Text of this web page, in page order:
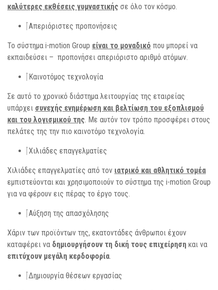
καλύτερες εκθέσεις γυμναστικής σε όλο τον κόσμο.
Απεριόριστες προπονήσεις
Το σύστημα i-motion Group είναι το μοναδικό που μπορεί να
εκπαιδεύσει – προπονήσει απεριόριστο αριθμό ατόμων.
Καινοτόμος τεχνολογία
Σε αυτό το χρονικό διάστημα λειτουργίας της εταιρείας
υπάρχει συνεχής ενημέρωση και βελτίωση του εξοπλισμού
και του λογισμικού της. Με αυτόν τον τρόπο προσφέρει στους
πελάτες της την πιο καινοτόμο τεχνολογία.
Χιλιάδες επαγγελματίες
Χιλιάδες επαγγελματίες από τον ιατρικό και αθλητικό τομέα
εμπιστεύονται και χρησιμοποιούν το σύστημα της i-motion Group
για να φέρουν εις πέρας το έργο τους.
Αύξηση της απασχόλησης
Χάριν των προϊόντων της, εκατοντάδες άνθρωποι έχουν
καταφέρει να δημιουργήσουν τη δική τους επιχείρηση και να
επιτύχουν μεγάλη κερδοφορία.
Δημιουργία θέσεων εργασίας